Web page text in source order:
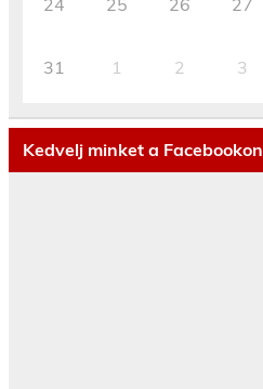
31 1 2 3
Kedvelj minket a Facebookon